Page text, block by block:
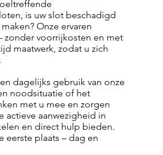
is uw slot beschadigd
Onze ervaren
zonder voorrijkosten en met
maatwerk, zodat u zich
dagelijks gebruik van onze
noodsituatie of het
met u mee en zorgen
actieve aanwezigheid in
en direct hulp bieden.
eerste plaats – dag en